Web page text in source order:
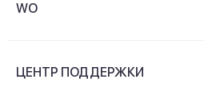
WO
ЦЕНТР ПОДДЕРЖКИ